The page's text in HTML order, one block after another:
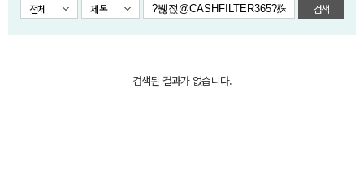
전체 제목 검색
검색된 결과가 없습니다.